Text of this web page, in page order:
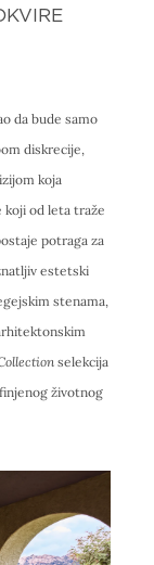
da bude samo
diskrecije,
koja
koji od leta traže
potraga za
estetski
stenama,
selekcija
životnog